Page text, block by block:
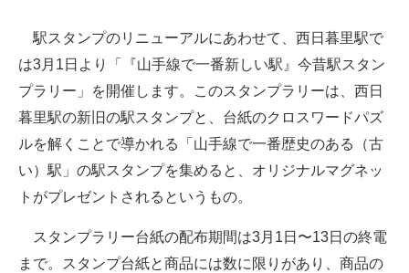
駅スタンプのリニューアルにあわせて、西日暮里駅で
は3月1日より「『山手線で一番新しい駅』今昔駅スタン
プラリー」を開催します。このスタンプラリーは、西日
暮里駅の新旧の駅スタンプと、台紙のクロスワードパズ
ルを解くことで導かれる「山手線で一番歴史のある（古
い）駅」の駅スタンプを集めると、オリジナルマグネッ
トがプレゼントされるというもの。
スタンプラリー台紙の配布期間は3月1日〜13日の終電
まで。スタンプ台紙と商品には数に限りがあり、商品の